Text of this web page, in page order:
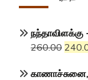
260.00
was:
காணாச்சுனை,